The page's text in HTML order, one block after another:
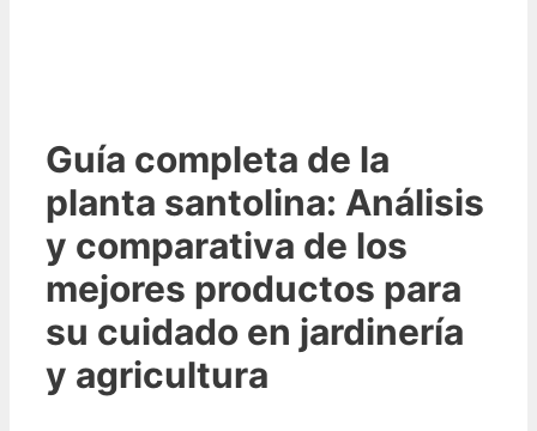
Guía completa de la
planta santolina: Análisis
y comparativa de los
mejores productos para
su cuidado en jardinería
y agricultura